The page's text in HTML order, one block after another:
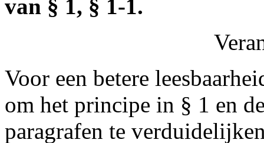
van § 1, § 1-1.
Voor een betere
om het principe in § 1 en
paragrafen te